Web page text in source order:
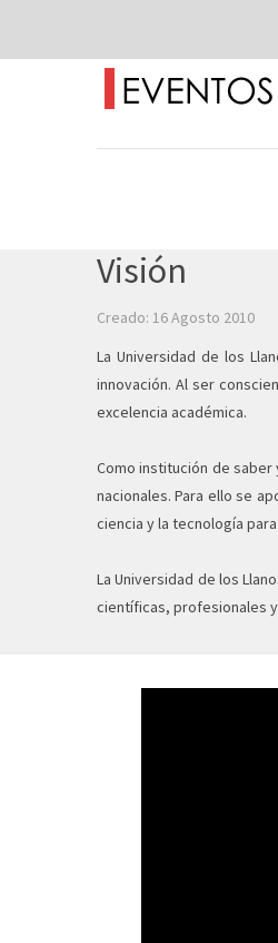
Visión
Creado: 16 Agosto 2010
La Universidad de los
innovación. Al ser
excelencia académica.
Como institución de
nacionales. Para ello se
ciencia y la tecnología
La Universidad de los
científicas, profesionales